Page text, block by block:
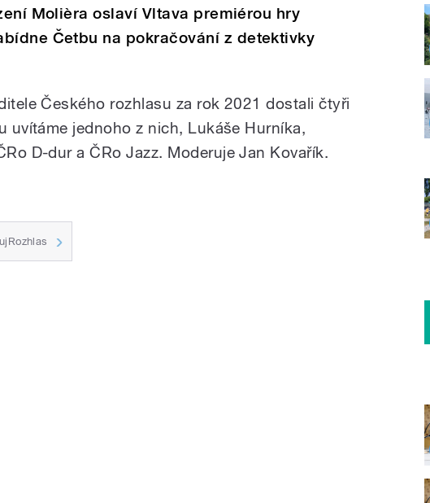
Molièra oslaví Vltava premiérou hry
Četbu na pokračování z detektivky
Českého rozhlasu za rok 2021 dostali čtyři
uvítáme jednoho z nich, Lukáše Hurníka,
D-dur a ČRo Jazz. Moderuje Jan Kovařík.